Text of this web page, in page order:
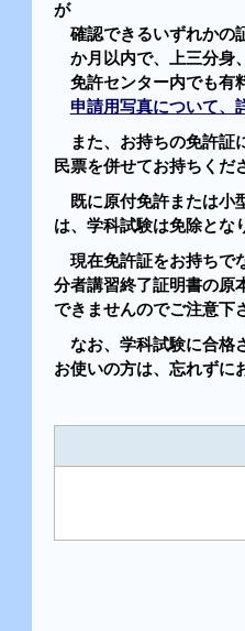
が
確認できるいずれかの
か月以内で、上三分身
免許センター内でも有
申請用写真について、
また、お持ちの免許証
民票を併せてお持ちくだ
既に原付免許または小
は、学科試験は免除とな
現在免許証をお持ちで
分者講習終了証明書の原
できませんのでご注意下
なお、学科試験に合格
お使いの方は、忘れずに